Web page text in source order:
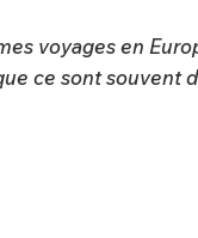
voyages en
ce sont souvent